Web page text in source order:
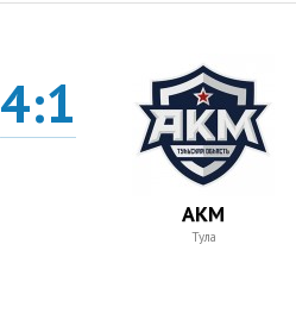
4:1
АКМ
Тула